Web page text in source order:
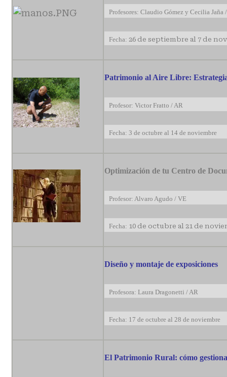
Profesores: Claudio Gómez y Cecilia Jaña
Fecha: 26 de septiembre al 7 de
Patrimonio al Aire Libre:
Profesor: Victor Fratto / AR
Fecha: 3 de octubre al 14 de noviembre
Optimización de tu Centro de
Profesor: Alvaro Agudo / VE
Fecha: 10 de octubre al 21 de
Diseño y montaje de exposiciones
Profesora: Laura Dragonetti / AR
Fecha: 17 de octubre al 28 de noviembre
El Patrimonio Rural: cómo